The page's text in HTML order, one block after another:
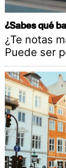
¿Sabes qué
¿Te notas
Puede ser